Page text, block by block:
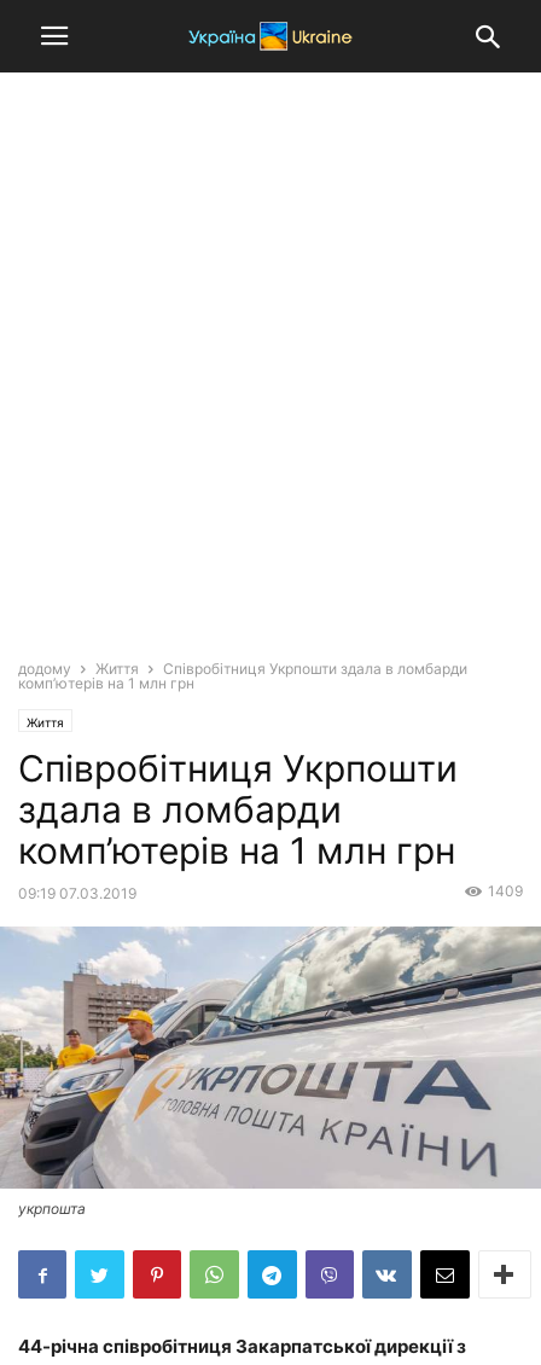
додому Життя
Співробітниця Укрпошти здала в ломбарди
комп’ютерів на 1 млн грн
Життя
Співробітниця Укрпошти
здала в ломбарди
комп’ютерів на 1 млн грн
09:19 07.03.2019 1409
укрпошта
44-річна співробітниця Закарпатської дирекції з